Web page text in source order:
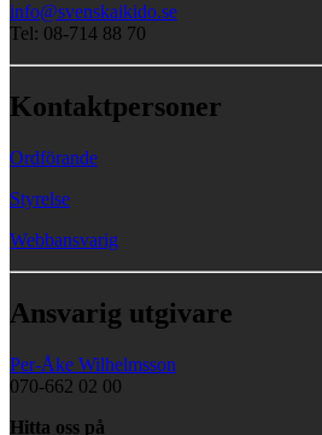
info@svenskaikido.se
Tel: 08-714 88 70
Kontaktpersoner
Ordförande
Styrelse
Webbansvarig
Ansvarig utgivare
Per-Åke Wilhelmsson
070-662 02 00
Hitta oss på